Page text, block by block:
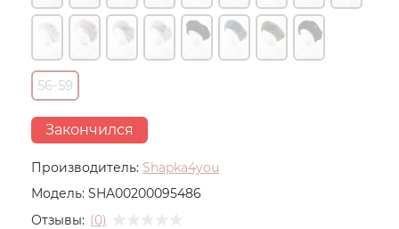
Производитель: Shapka4you
Модель: SHA00200095486
Отзывы: (0)
56-59
Закончился